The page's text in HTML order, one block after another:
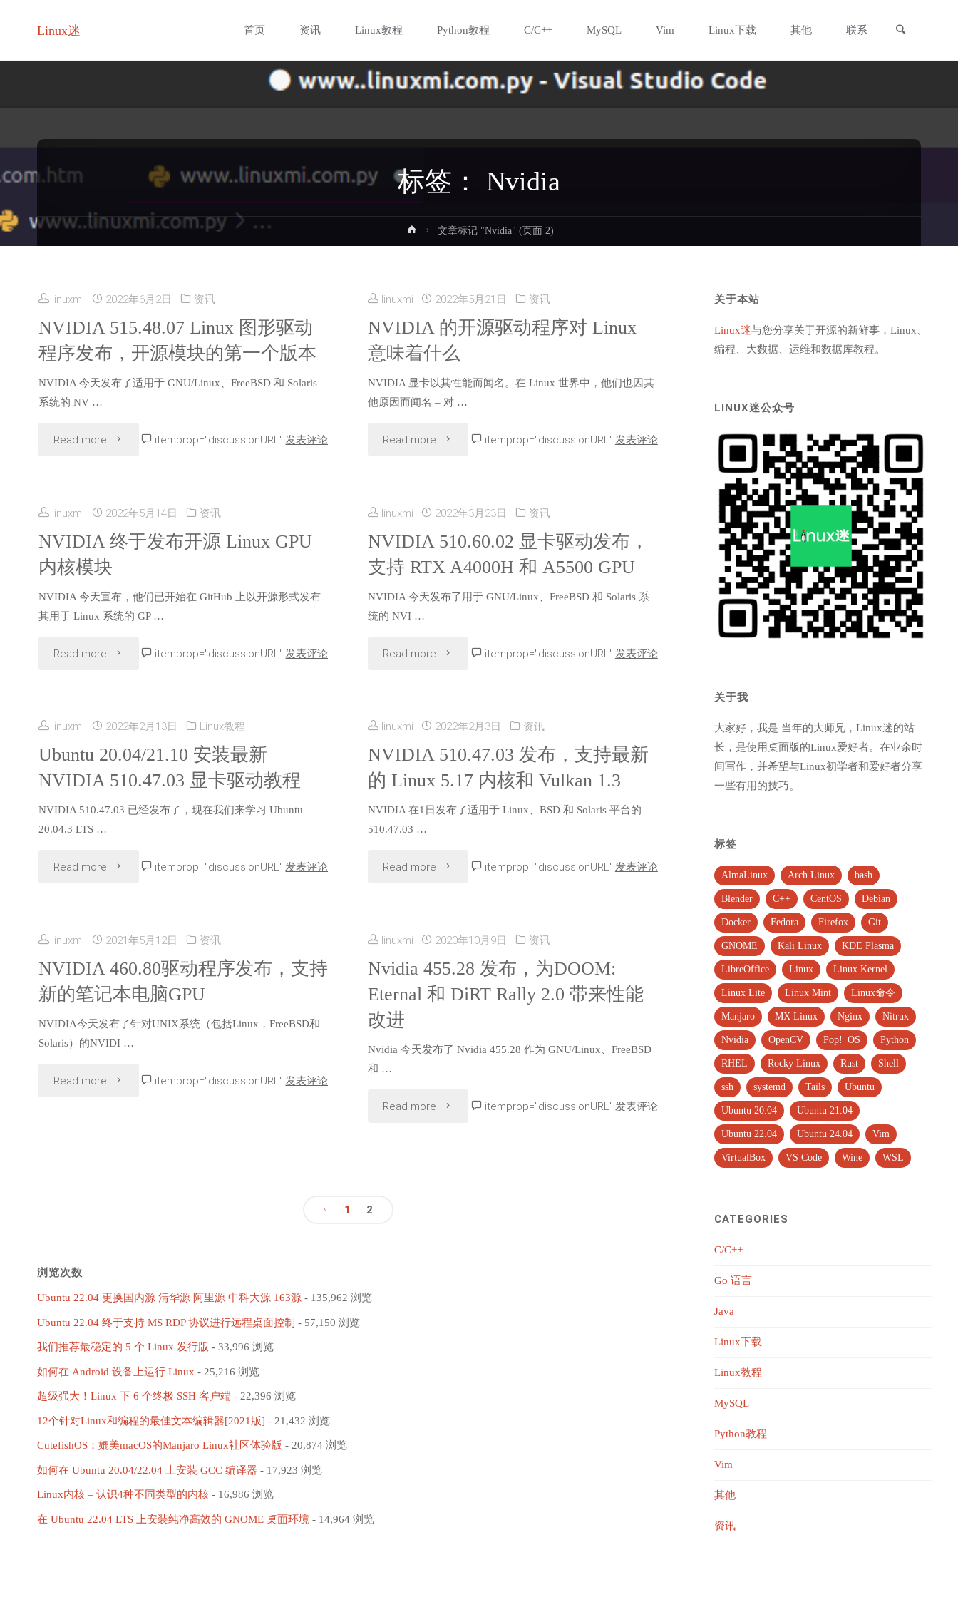
Linux迷
容
首页 资讯 Linux教程 Python教程 C/C++ MySQL Vim Linux下载 其他 联系
标签： Nvidia
首
页
文章标记 "Nvidia" (页面 2)
linuxmi 2022年6月2日 资讯
NVIDIA 515.48.07 Linux 图形驱动
程序发布，开源模块的第一个版本
NVIDIA 今天发布了适用于 GNU/Linux、FreeBSD 和 Solaris
系统的 NV …
Read more "NVIDIA
图
形
驱
发
布，
开
一
版
本"
itemprop="discussionURL" 发表评论
linuxmi 2022年5月21日 资讯
NVIDIA 的开源驱动程序对 Linux
意味着什么
NVIDIA 显卡以其性能而闻名。在 Linux 世界中，他们也因其
他原因而闻名 – 对 …
Read more "NVIDIA
源
驱
动
Linux
意
味
itemprop="discussionURL" 发表评论
linuxmi 2022年5月14日 资讯
NVIDIA 终于发布开源 Linux GPU
内核模块
NVIDIA 今天宣布，他们已开始在 GitHub 上以开源形式发布
其用于 Linux 系统的 GP …
Read more "NVIDIA
发
布
开
内
核
模
块"
itemprop="discussionURL" 发表评论
linuxmi 2022年3月23日 资讯
NVIDIA 510.60.02 显卡驱动发布，
支持 RTX A4000H 和 A5500 GPU
NVIDIA 今天发布了用于 GNU/Linux、FreeBSD 和 Solaris 系
统的 NVI …
Read more "NVIDIA
卡
驱
动
持
RTX
A4000H
GPU"
itemprop="discussionURL" 发表评论
linuxmi 2022年2月13日 Linux教程
Ubuntu 20.04/21.10 安装最新
NVIDIA 510.47.03 显卡驱动教程
NVIDIA 510.47.03 已经发布了，现在我们来学习 Ubuntu
20.04.3 LTS …
Read more "Ubuntu
装
最
新
itemprop="discussionURL" 发表评论
linuxmi 2022年2月3日 资讯
NVIDIA 510.47.03 发布，支持最新
的 Linux 5.17 内核和 Vulkan 1.3
NVIDIA 在1日发布了适用于 Linux、BSD 和 Solaris 平台的
510.47.03 …
Read more "NVIDIA
布，
最
itemprop="discussionURL" 发表评论
linuxmi 2021年5月12日 资讯
NVIDIA 460.80驱动程序发布，支持
新的笔记本电脑GPU
NVIDIA今天发布了针对UNIX系统（包括Linux，FreeBSD和
Solaris）的NVIDI …
Read more "NVIDIA
布，
持
新
笔
记
itemprop="discussionURL" 发表评论
linuxmi 2020年10月9日 资讯
Nvidia 455.28 发布，为DOOM:
Eternal 和 DiRT Rally 2.0 带来性能
改进
Nvidia 今天发布了 Nvidia 455.28 作为 GNU/Linux、FreeBSD
和 …
Read more "Nvidia itemprop="discussionURL" 发表评论
分
1 2
浏览次数
Ubuntu 22.04 更换国内源 清华源 阿里源 中科大源 163源 - 135,962 浏览
Ubuntu 22.04 终于支持 MS RDP 协议进行远程桌面控制 - 57,150 浏览
我们推荐最稳定的 5 个 Linux 发行版 - 33,996 浏览
如何在 Android 设备上运行 Linux - 25,216 浏览
超级强大！Linux 下 6 个终极 SSH 客户端 - 22,396 浏览
12个针对Linux和编程的最佳文本编辑器[2021版] - 21,432 浏览
CutefishOS：媲美macOS的Manjaro Linux社区体验版 - 20,874 浏览
如何在 Ubuntu 20.04/22.04 上安装 GCC 编译器 - 17,923 浏览
Linux内核 – 认识4种不同类型的内核 - 16,986 浏览
在 Ubuntu 22.04 LTS 上安装纯净高效的 GNOME 桌面环境 - 14,964 浏览
关于本站
Linux迷与您分享关于开源的新鲜事，Linux、
编程、大数据、运维和数据库教程。
LINUX迷公众号
关于我
大家好，我是 当年的大师兄，Linux迷的站
长，是使用桌面版的Linux爱好者。在业余时
间写作，并希望与Linux初学者和爱好者分享
一些有用的技巧。
标签
AlmaLinux Arch Linux bash
Blender C++ CentOS Debian
Docker Fedora Firefox Git
GNOME Kali Linux KDE Plasma
LibreOffice Linux Linux Kernel
Linux Lite Linux Mint Linux命令
Manjaro MX Linux Nginx Nitrux
Nvidia OpenCV Pop!_OS Python
RHEL Rocky Linux Rust Shell
ssh systemd Tails Ubuntu
Ubuntu 20.04 Ubuntu 21.04
Ubuntu 22.04 Ubuntu 24.04 Vim
VirtualBox VS Code Wine WSL
CATEGORIES
C/C++
Go 语言
Java
Linux下载
Linux教程
MySQL
Python教程
Vim
其他
资讯